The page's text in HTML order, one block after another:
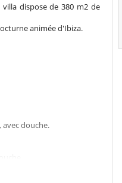
dispose de 380 m2 de
animée d'Ibiza.
avec douche.